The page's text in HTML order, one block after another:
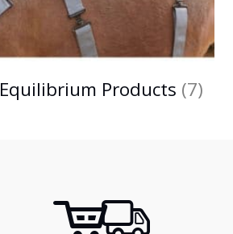
Equilibrium Products (7)